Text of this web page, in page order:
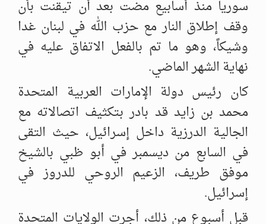
سوريا منذ أسابيع مضت بعد أن تيقنت ‏بأن
وقف إطلاق النار مع حزب الله في لبنان غدا
وشيكاً، وهو ما تم بالفعل ‏الاتفاق عليه في
نهاية الشهر الماضي. ‏
كان رئيس دولة الإمارات العربية المتحدة
محمد بن زايد قد بادر بتكثيف ‏اتصالاته مع
الجالية الدرزية داخل إسرائيل، حيث التقى
في السابع من ديسمبر ‏في أبو ظبي بالشيخ
موفق طريف، الزعيم الروحي للدروز في
إسرائيل. ‏
قبل أسبوع من ذلك، أجرت الولايات المتحدة